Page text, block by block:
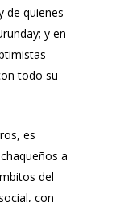
de quienes
y en
todo su
es
a
del
con